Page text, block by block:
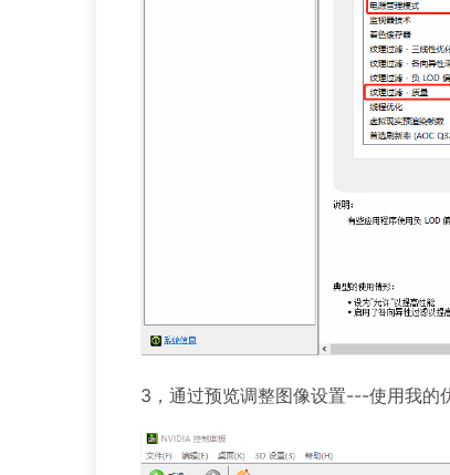
3，通过预览调整图像设置---使用我的